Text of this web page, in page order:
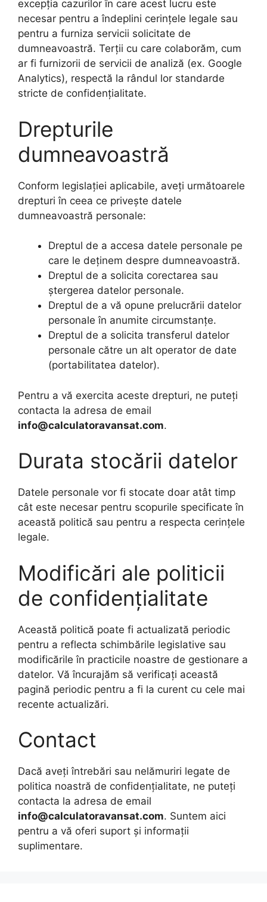
excepția cazurilor în care acest lucru este
necesar pentru a îndeplini cerințele legale sau
pentru a furniza servicii solicitate de
dumneavoastră. Terții cu care colaborăm, cum
ar fi furnizorii de servicii de analiză (ex. Google
Analytics), respectă la rândul lor standarde
stricte de confidențialitate.
Drepturile
dumneavoastră
Conform legislației aplicabile, aveți următoarele
drepturi în ceea ce privește datele
dumneavoastră personale:
Dreptul de a accesa datele personale pe
care le deținem despre dumneavoastră.
Dreptul de a solicita corectarea sau
ștergerea datelor personale.
Dreptul de a vă opune prelucrării datelor
personale în anumite circumstanțe.
Dreptul de a solicita transferul datelor
personale către un alt operator de date
(portabilitatea datelor).
Pentru a vă exercita aceste drepturi, ne puteți
contacta la adresa de email
info@calculatoravansat.com.
Durata stocării datelor
Datele personale vor fi stocate doar atât timp
cât este necesar pentru scopurile specificate în
această politică sau pentru a respecta cerințele
legale.
Modificări ale politicii
de confidențialitate
Această politică poate fi actualizată periodic
pentru a reflecta schimbările legislative sau
modificările în practicile noastre de gestionare a
datelor. Vă încurajăm să verificați această
pagină periodic pentru a fi la curent cu cele mai
recente actualizări.
Contact
Dacă aveți întrebări sau nelămuriri legate de
politica noastră de confidențialitate, ne puteți
contacta la adresa de email
info@calculatoravansat.com. Suntem aici
pentru a vă oferi suport și informații
suplimentare.